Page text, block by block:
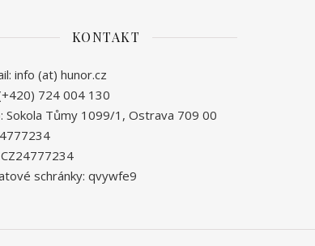
KONTAKT
info (at) hunor.cz
724 004 130
Sokola Tůmy 1099/1, Ostrava 709 00
CZ24777234
schránky: qvywfe9